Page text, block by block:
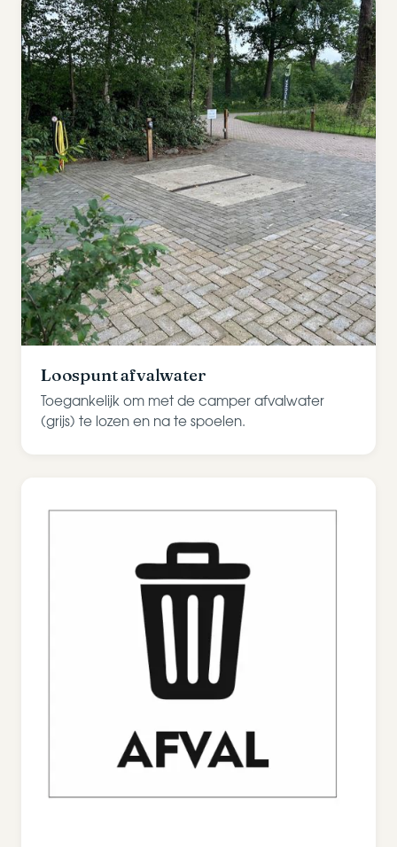
Loospunt afvalwater
Toegankelijk om met de camper afvalwater
(grijs) te lozen en na te spoelen.